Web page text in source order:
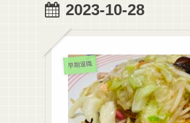
2023-10-28
早期退職